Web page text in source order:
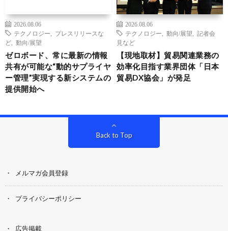
2026.08.06
テクノロジー
プレスリリースな
ど
動向/展望
ゼロボード、常に最新の情報
共有が可能な“動的サプライヤ
ー管理”実現する新システムの
提供開始へ
2026.08.06
テクノロジー
動向/展望
記者会
見など
【現地取材】貿易関連業務の
効率化目指す業界団体「日本
貿易DX協会」が発足
Back to Top
メルマガ会員登録
プライバシーポリシー
広告掲載